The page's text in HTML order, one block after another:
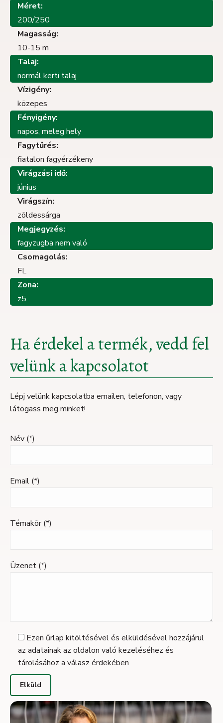
Méret:
200/250
Magasság:
10-15 m
Talaj:
normál kerti talaj
Vízigény:
közepes
Fényigény:
napos, meleg hely
Fagytűrés:
fiatalon fagyérzékeny
Virágzási idő:
június
Virágszín:
zöldessárga
Megjegyzés:
fagyzugba nem való
Csomagolás:
FL
Zona:
z5
Ha érdekel a termék, vedd fel
velünk a kapcsolatot
Lépj velünk kapcsolatba emailen, telefonon, vagy
látogass meg minket!
Név (*)
Email (*)
Témakör (*)
Üzenet (*)
Ezen űrlap kitöltésével és elküldésével hozzájárul
az adatainak az oldalon való kezeléséhez és
tárolásához a válasz érdekében